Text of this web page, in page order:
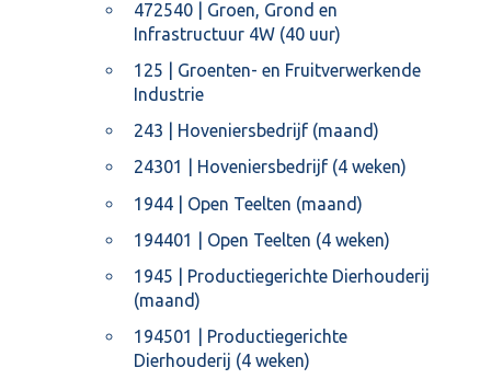
472540 | Groen, Grond en
Infrastructuur 4W (40 uur)
125 | Groenten- en Fruitverwerkende
Industrie
243 | Hoveniersbedrijf (maand)
24301 | Hoveniersbedrijf (4 weken)
1944 | Open Teelten (maand)
194401 | Open Teelten (4 weken)
1945 | Productiegerichte Dierhouderij
(maand)
194501 | Productiegerichte
Dierhouderij (4 weken)